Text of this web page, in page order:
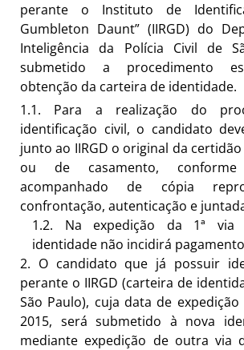
perante o Instituto de
Gumbleton Daunt” (IIRGD) do
Inteligência da Polícia Civil de
submetido a procedimento
obtenção da carteira de identidade.
1.1. Para a realização do
identificação civil, o candidato
junto ao IIRGD o original da
ou de casamento,
acompanhado de cópia
confrontação, autenticação e
1.2. Na expedição da 1ª
identidade não incidirá
2. O candidato que já possuir
perante o IIRGD (carteira de
São Paulo), cuja data de
2015, será submetido à nova
mediante expedição de outra via